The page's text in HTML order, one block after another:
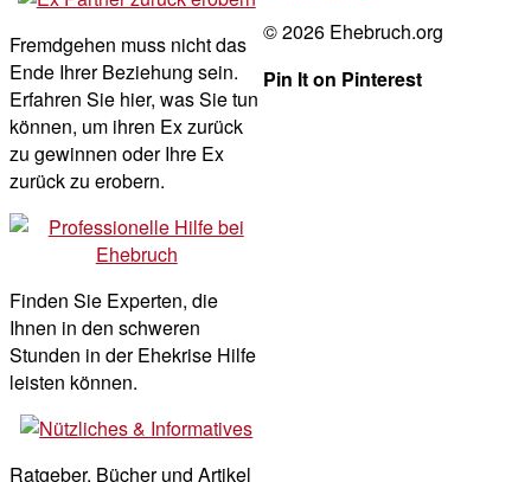
Fremdgehen muss nicht das
Ende Ihrer Beziehung sein.
Erfahren Sie hier, was Sie tun
können, um ihren Ex zurück
zu gewinnen oder Ihre Ex
zurück zu erobern.
Finden Sie Experten, die
Ihnen in den schweren
Stunden in der Ehekrise Hilfe
leisten können.
Ratgeber, Bücher und Artikel
© 2026 Ehebruch.org
Pin It on Pinterest